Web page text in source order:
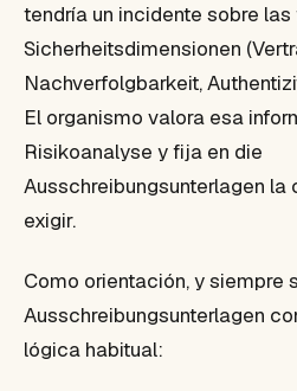
tendría un incidente sobre las
Sicherheitsdimensionen
Nachverfolgbarkeit,
El organismo valora esa
Risikoanalyse y fija en die
Ausschreibungsunterlagen la
exigir.
Como orientación, y siempre
Ausschreibungsunterlagen
lógica habitual: